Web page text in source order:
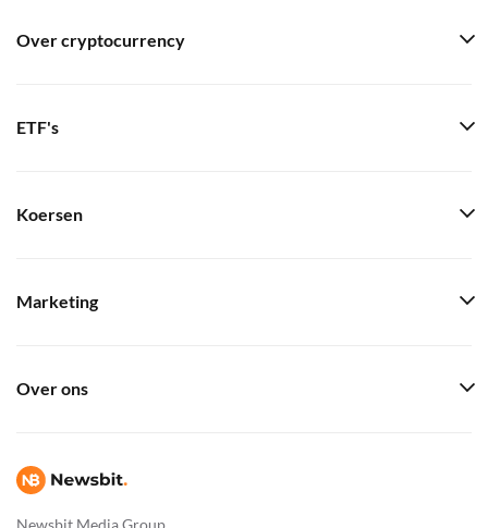
Newsbit Media Group
Over cryptocurrency
ETF's
Koersen
Marketing
Over ons